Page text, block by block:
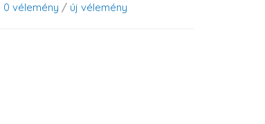
0 vélemény / új vélemény